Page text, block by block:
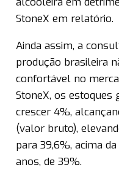
StoneX em relatório.
Ainda assim, a
produção brasileira
confortável no
StoneX, os estoques
crescer 4%,
(valor bruto),
para 39,6%, acima
anos, de 39%.